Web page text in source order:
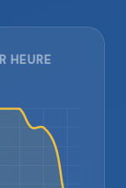
HEURE